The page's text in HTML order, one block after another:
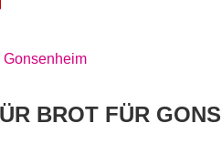
BROT FÜR